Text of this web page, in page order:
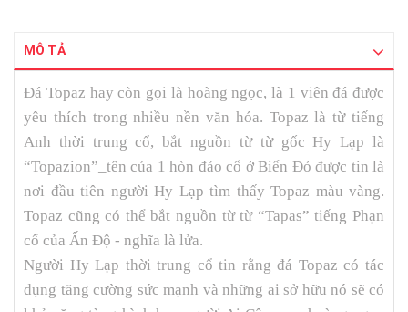
MÔ TẢ
Đá Topaz hay còn gọi là hoàng ngọc, là 1 viên đá được
yêu thích trong nhiều nền văn hóa. Topaz là từ tiếng
Anh thời trung cổ, bắt nguồn từ từ gốc Hy Lạp là
“Topazion”_tên của 1 hòn đảo cổ ở Biển Đỏ được tin là
nơi đầu tiên người Hy Lạp tìm thấy Topaz màu vàng.
Topaz cũng có thể bắt nguồn từ từ “Tapas” tiếng Phạn
cổ của Ấn Độ - nghĩa là lửa.
Người Hy Lạp thời trung cổ tin rằng đá Topaz có tác
dụng tăng cường sức mạnh và những ai sở hữu nó sẽ có